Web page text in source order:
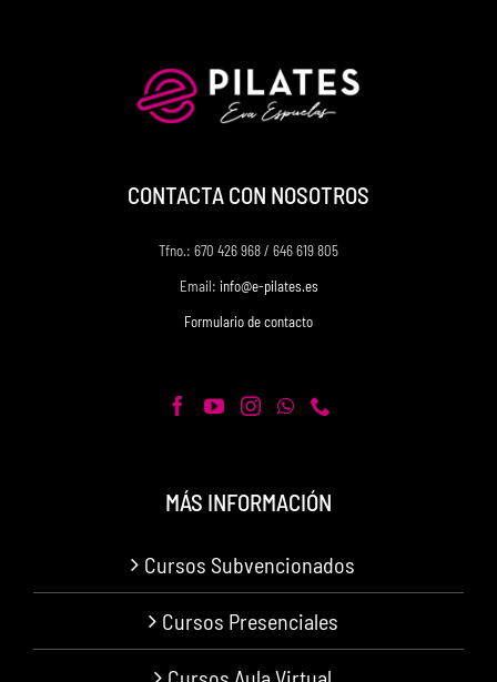
CONTACTA CON NOSOTROS
Tfno.: 670 426 968 / 646 619 805
Email: info@e-pilates.es
Formulario de contacto
MÁS INFORMACIÓN
Cursos Subvencionados
Cursos Presenciales